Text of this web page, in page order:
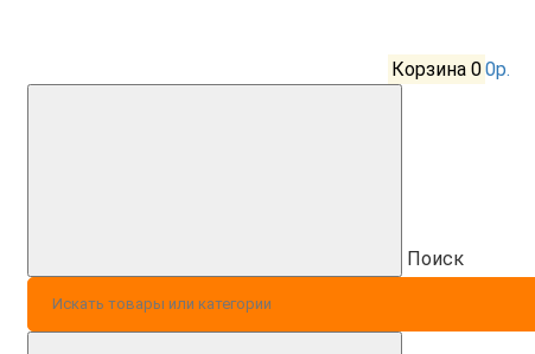
Корзина 00р.
Поиск